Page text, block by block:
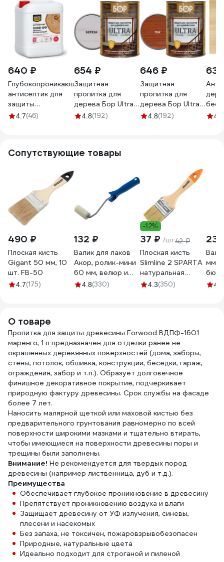
640 ₽
Глубокопроникающий
антисептик для
защиты
древесины
ХМФ-БФ 5 кг
4.7(46)
654 ₽
Защитная
пропитка для
дерева Бор Ultra
для наружных
4.8(192)
646 ₽
Защитная
пропитка для
дерева Бор Ultra
для наружных
4.8(192)
защ.
4.8
Сопутствующие товары
490 ₽
Плоская кисть
Gigant 50 мм, 10
шт. FB-50
4.7(175)
132 ₽
Валик для лаков
Акор, ролик-мини
60 мм, велюр и
шерсть 4 мм,
4.8(330)
-12%
37 ₽ /шт42 ₽
Плоская кисть
Slimline 2 SPARTA
натуральная
щетина,
4.3(350)
мм,
5 4.8
О товаре
Пропитка для защиты древесины Forwood ВДПФ-1601
маренго, 1 л предназначен для отделки ранее не
окрашенных деревянных поверхностей (дома, заборы,
стены, потолок, обшивка, конструкции, беседки, гараж,
ограждения, забор и т.п.). Образует долговечное
финишное декоративное покрытие, подчеркивает
природную фактуру древесины. Срок службы на фасаде
более 7 лет.
Наносить малярной щеткой или маховой кистью без
предварительного грунтования равномерно по всей
поверхности широкими мазками и тщательно втирать,
чтобы имеющиеся на поверхности древесины поры и
трещины были заполнены.
Внимание! Не рекомендуется для твердых пород
древесины (например лиственница, дуб и т.д.).
Преимущества
Обеспечивает глубокое проникновение в древесину
Препятствует проникновению воздуха и влаги
Защищает древесину от УФ излучения, синевы,
плесени и насекомых
Без запаха, не токсичен, пожаровзрывобезопасен
Природные, натуральные цвета
Идеально подходит для строганой и пиленой